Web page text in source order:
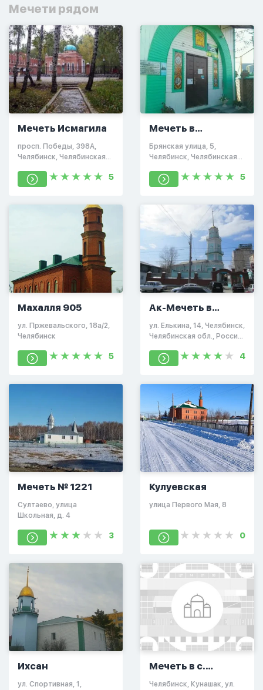
Мечети рядом
Мечеть Исмагила
просп. Победы, 398А,
Челябинск, Челябинская
5
Мечеть в
Челябинске
Брянская улица, 5,
Челябинск, Челябинская
5
Махалля 905
ул. Пржевальского, 18а/2,
Челябинск
5
Ак-Мечеть в
Челябинске
ул. Елькина, 14, Челябинск,
Челябинская обл., Россия,
4
Мечеть № 1221
Султаево, улица
Школьная, д. 4
3
Кулуевская
улица Первого Мая, 8
0
Ихсан
ул. Спортивная, 1,
Мечеть в с.
Кунашак
Челябинск, Кунашак, ул.